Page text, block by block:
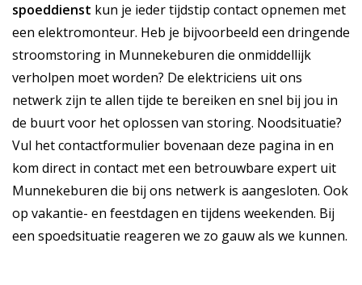
spoeddienst kun je ieder tijdstip contact opnemen met
een elektromonteur. Heb je bijvoorbeeld een dringende
stroomstoring in Munnekeburen die onmiddellijk
verholpen moet worden? De elektriciens uit ons
netwerk zijn te allen tijde te bereiken en snel bij jou in
de buurt voor het oplossen van storing. Noodsituatie?
Vul het contactformulier bovenaan deze pagina in en
kom direct in contact met een betrouwbare expert uit
Munnekeburen die bij ons netwerk is aangesloten. Ook
op vakantie- en feestdagen en tijdens weekenden. Bij
een spoedsituatie reageren we zo gauw als we kunnen.